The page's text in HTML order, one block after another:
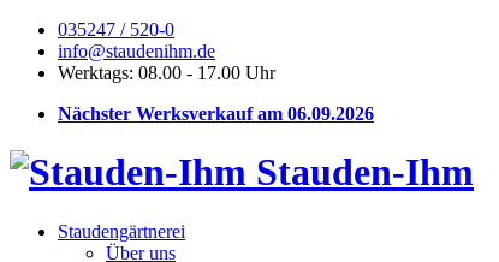
035247 / 520-0
info@staudenihm.de
Werktags: 08.00 - 17.00 Uhr
Nächster Werksverkauf am 06.09.2026
Stauden-Ihm
Staudengärtnerei
Über uns